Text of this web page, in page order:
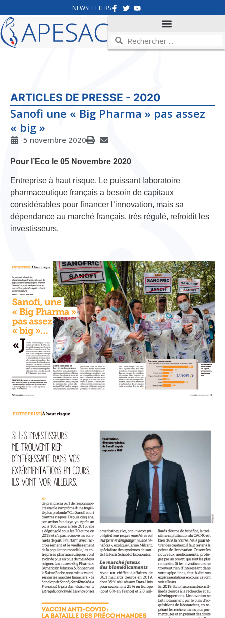
NEWSLETTERS
ARTICLES DE PRESSE - 2020
Sanofi une « Big Pharma » pas assez
« big »
5 novembre 2020
Pour l’Eco le 05 Novembre 2020
Entreprise à haut risque. Le puissant laboratoire
pharmaceutique français a besoin de capitaux
considérables pour financer l’innovation, mais sa
dépendance au marché français, très régulé, refroidit les
investisseurs.